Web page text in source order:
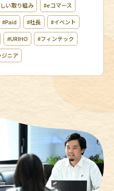
い取り組み #eコマース
#Paid #社長 #イベント
#URIHO #フィンテック
ジニア